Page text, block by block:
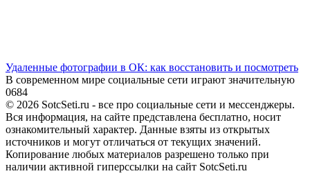
Удаленные фотографии в ОК: как восстановить и посмотреть
В современном мире социальные сети играют значительную
0684
© 2026 SotcSeti.ru - все про социальные сети и мессенджеры.
Вся информация, на сайте представлена бесплатно, носит
ознакомительный характер. Данные взяты из открытых
источников и могут отличаться от текущих значений.
Копирование любых материалов разрешено только при
наличии активной гиперссылки на сайт SotcSeti.ru